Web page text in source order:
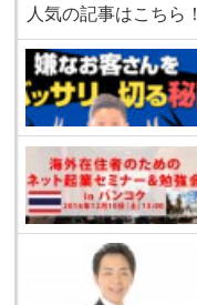
人気の記事はこちら！